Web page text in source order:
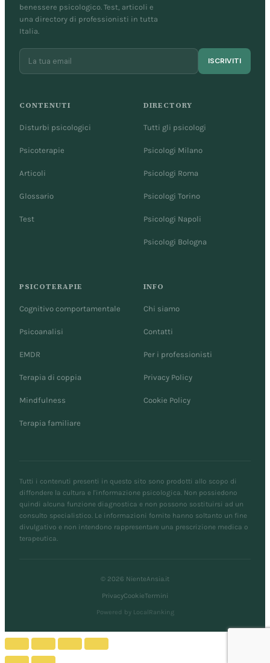
benessere psicologico. Test, articoli e
una directory di professionisti in tutta
Italia.
ISCRIVITI
CONTENUTI
Disturbi psicologici
Psicoterapie
Articoli
Glossario
Test
DIRECTORY
Tutti gli psicologi
Psicologi Milano
Psicologi Roma
Psicologi Torino
Psicologi Napoli
Psicologi Bologna
PSICOTERAPIE
Cognitivo comportamentale
Psicoanalisi
EMDR
Terapia di coppia
Mindfulness
Terapia familiare
INFO
Chi siamo
Contatti
Per i professionisti
Privacy Policy
Cookie Policy
Tutti i contenuti presenti in questo sito sono prodotti allo scopo di
diffondere la cultura e l'informazione psicologica. Non possiedono
quindi alcuna funzione diagnostica e non possono sostituirsi ad un
consulto specialistico. Le informazioni fornite hanno soltanto un fine
divulgativo e non intendono rappresentare una prescrizione medica o
terapeutica.
© 2026 NienteAnsia.it
PrivacyCookieTermini
Powered by LocalRanking